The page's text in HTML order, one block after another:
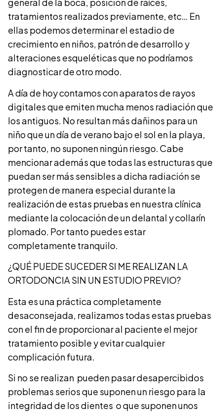
general de la boca, posición de raíces,
tratamientos realizados previamente, etc… En
ellas podemos determinar el estadio de
crecimiento en niños, patrón de desarrollo y
alteraciones esqueléticas que no podríamos
diagnosticar de otro modo.
A día de hoy contamos con aparatos de rayos
digitales que emiten mucha menos radiación que
los antiguos. No resultan más dañinos para un
niño que un día de verano bajo el sol en la playa,
por tanto, no suponen ningún riesgo. Cabe
mencionar además que todas las estructuras que
puedan ser más sensibles a dicha radiación se
protegen de manera especial durante la
realización de estas pruebas en nuestra clínica
mediante la colocación de un delantal y collarín
plomado. Por tanto puedes estar
completamente tranquilo.
¿QUÉ PUEDE SUCEDER SI ME REALIZAN LA
ORTODONCIA SIN UN ESTUDIO PREVIO?
Esta es una práctica completamente
desaconsejada, realizamos todas estas pruebas
con el fin de proporcionar al paciente el mejor
tratamiento posible y evitar cualquier
complicación futura.
Si no se realizan pueden pasar desapercibidos
problemas serios que suponen un riesgo para la
integridad de los dientes o que suponen unos